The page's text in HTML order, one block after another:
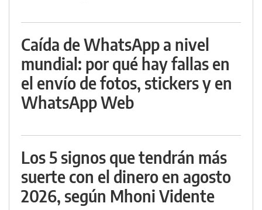
Caída de WhatsApp a nivel
mundial: por qué hay fallas en
el envío de fotos, stickers y en
WhatsApp Web
Los 5 signos que tendrán más
suerte con el dinero en agosto
2026, según Mhoni Vidente